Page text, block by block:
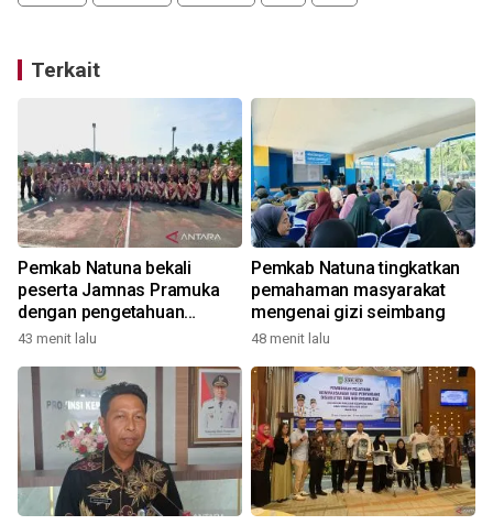
Terkait
Pemkab Natuna bekali
peserta Jamnas Pramuka
dengan pengetahuan
geopark
43 menit lalu
Pemkab Natuna tingkatkan
pemahaman masyarakat
mengenai gizi seimbang
48 menit lalu